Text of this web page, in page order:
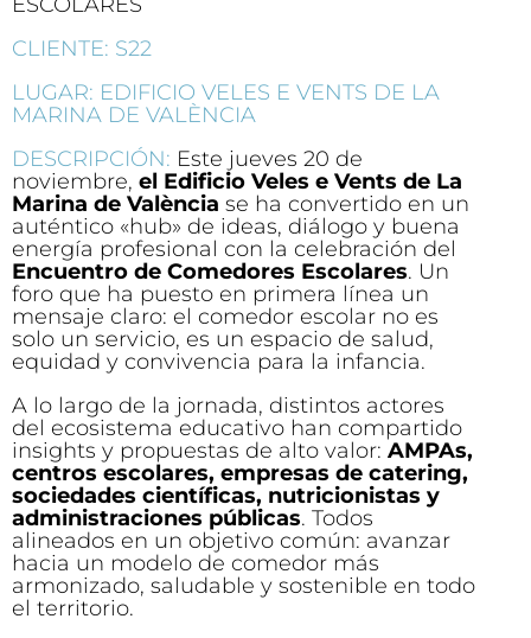
CLIENTE: S22
LUGAR: EDIFICIO VELES E VENTS DE LA
MARINA DE VALÈNCIA
DESCRIPCIÓN: Este jueves 20 de
noviembre, el Edificio Veles e Vents de La
Marina de València se ha convertido en un
auténtico «hub» de ideas, diálogo y buena
energía profesional con la celebración del
Encuentro de Comedores Escolares. Un
foro que ha puesto en primera línea un
mensaje claro: el comedor escolar no es
solo un servicio, es un espacio de salud,
equidad y convivencia para la infancia.
A lo largo de la jornada, distintos actores
del ecosistema educativo han compartido
insights y propuestas de alto valor: AMPAs,
centros escolares, empresas de catering,
sociedades científicas, nutricionistas y
administraciones públicas. Todos
alineados en un objetivo común: avanzar
hacia un modelo de comedor más
armonizado, saludable y sostenible en todo
el territorio.